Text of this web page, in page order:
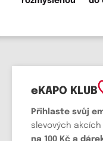
eKAPO KLUB
Přihlaste svůj
slevových akcích